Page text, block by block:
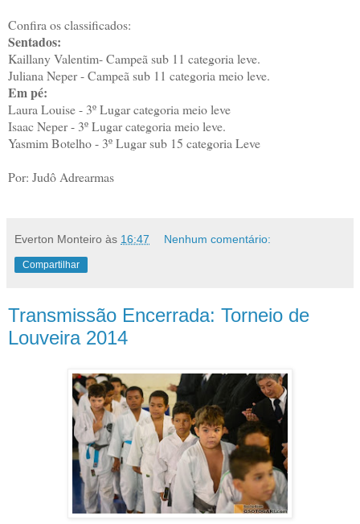
Confira os classificados:
Sentados:
Kaillany Valentim- Campeã sub 11 categoria leve.
Juliana Neper - Campeã sub 11 categoria meio leve.
Em pé:
Laura Louise - 3º Lugar categoria meio leve
Isaac Neper - 3º Lugar categoria meio leve.
Yasmim Botelho - 3º Lugar sub 15 categoria Leve
Por: Judô Adrearmas
Everton Monteiro às 16:47 Nenhum comentário:
Compartilhar
Transmissão Encerrada: Torneio de
Louveira 2014